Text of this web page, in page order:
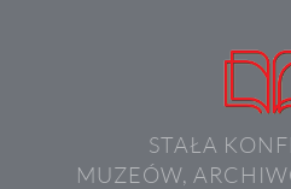
STAŁA
MUZEÓW,